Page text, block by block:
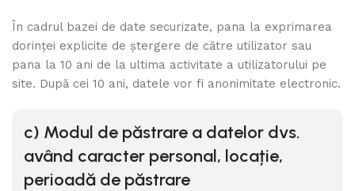
În cadrul bazei de date securizate, pana la exprimarea
dorinței explicite de ștergere de către utilizator sau
pana la 10 ani de la ultima activitate a utilizatorului pe
site. După cei 10 ani, datele vor fi anonimitate electronic.
c) Modul de păstrare a datelor dvs.
având caracter personal, locație,
perioadă de păstrare